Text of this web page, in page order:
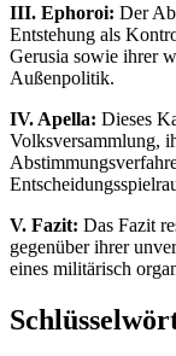
III. Ephoroi: Der
Entstehung als
Gerusia sowie ihrer
Außenpolitik.
IV. Apella: Dieses
Volksversammlung,
V. Fazit: Das Fazit
gegenüber ihrer
eines militärisch